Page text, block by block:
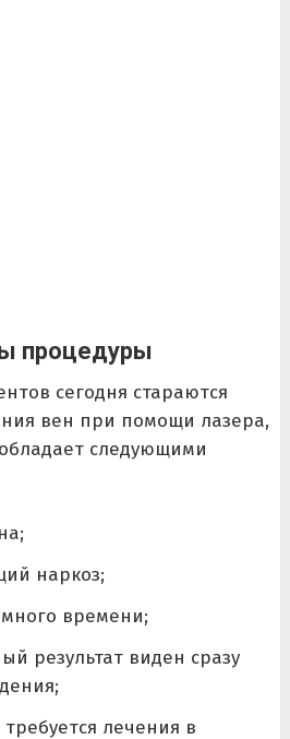
процедуры
сегодня стараются
вен при помощи лазера,
следующими
наркоз;
времени;
результат виден сразу
лечения в